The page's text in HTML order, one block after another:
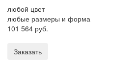
любой цвет
любые размеры и форма
101 564 руб.
Заказать